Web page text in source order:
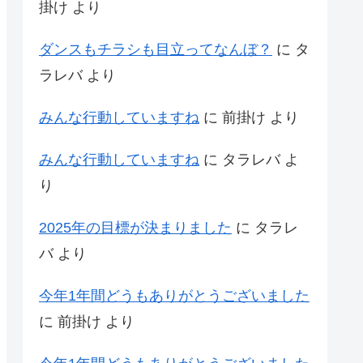
掛け より
ダンスもチラシも目立ってなんぼ？ に タ
ラレバより
みんな行動していますね に 前掛け より
みんな行動していますね に タラレバよ
り
2025年の目標が決まりました に タラレ
バより
今年1年間どうもありがとうございました
に 前掛け より